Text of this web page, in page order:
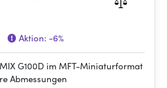
Aktion: -6%
G100D im MFT-Miniaturformat
Abmessungen